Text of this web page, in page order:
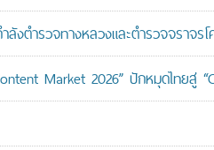
งตำรวจทางหลวงและตำรวจจราจร
Market 2026” ปักหมุดไทยสู่